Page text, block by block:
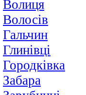
Волиця
Волосів
Гальчин
Глинівці
Городківка
Забара